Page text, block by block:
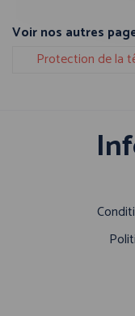
Voir nos autres
Protection de la